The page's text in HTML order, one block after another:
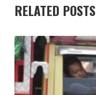
RELATED POSTS